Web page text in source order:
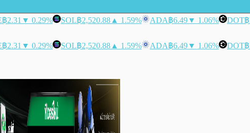
฿2.31 ▼ 0.29% SOL฿2,520.88 ▲ 1.59% ADA฿6.49▼ 1.06% DOT
฿2.31 ▼ 0.29% SOL฿2,520.88 ▲ 1.59% ADA฿6.49▼ 1.06% DOT